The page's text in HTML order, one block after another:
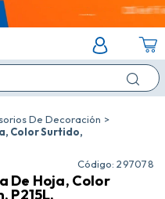
De Decoración
Color Surtido,
: 297078
De Hoja, Color
P215L.